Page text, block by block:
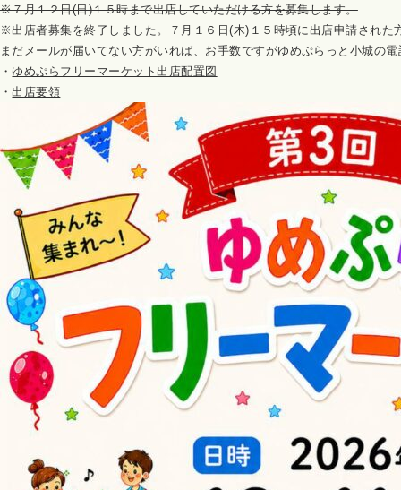
※７月１２日(日)１５時まで出店していただける方を募集します。
※出店者募集を終了しました。７月１６日(木)１５時頃に出店申請された
まだメールが届いてない方がいれば、お手数ですがゆめぷらっと小城の
・ゆめぷらフリーマーケット出店配置図
・出店要領